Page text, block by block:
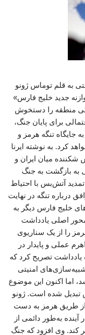
به قلم توماس ژونو
جدید خلیج فارس»
منطقه را دستخوش
برای پایان جنگ،
جایگاه تنگه هرمز و
کرد. به نوشته ایرنا
شکننده میان ایران و
به بازگشت به جنگ
تمدید آتش‌بس با احتیاط
درباره تنگه در نهایت
خلیج فارس دیگر به
اصلی یادداشت
را از یک سناریوی
عملی و پایدار در
یادداشت تصریح کرد که
امنیتی
اما اکنون این موضوع
تبدیل شده است. ژونو
از طریق هرمز به دست
به‌طور دائمی از
کند. وی افزود که جنگ